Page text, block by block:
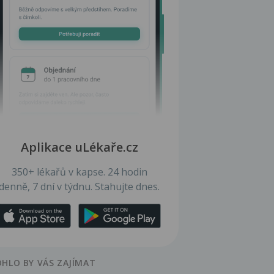
Aplikace uLékaře.cz
350+ lékařů v kapse. 24 hodin
7 dní v týdnu. Stahujte dnes.
BY VÁS ZAJÍMAT